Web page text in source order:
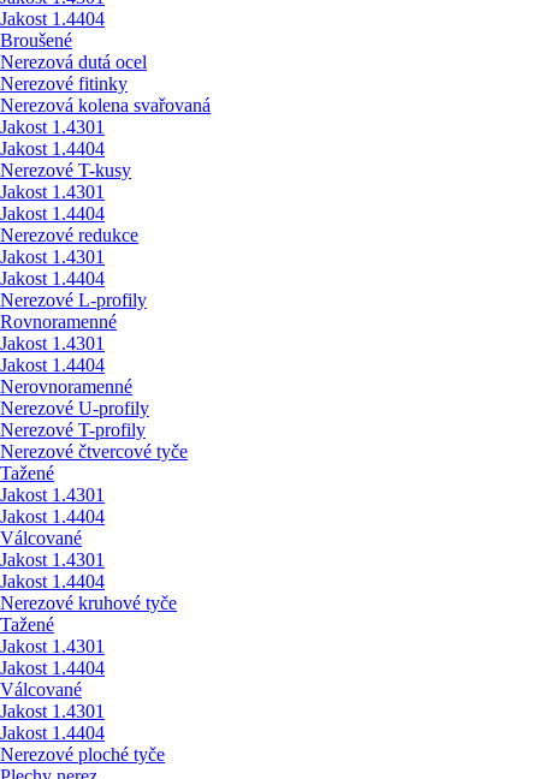
Jakost 1.4404
Broušené
Nerezová dutá ocel
Nerezové fitinky
Nerezová kolena svařovaná
Jakost 1.4301
Jakost 1.4404
Nerezové T-kusy
Jakost 1.4301
Jakost 1.4404
Nerezové redukce
Jakost 1.4301
Jakost 1.4404
Nerezové L-profily
Rovnoramenné
Jakost 1.4301
Jakost 1.4404
Nerovnoramenné
Nerezové U-profily
Nerezové T-profily
Nerezové čtvercové tyče
Tažené
Jakost 1.4301
Jakost 1.4404
Válcované
Jakost 1.4301
Jakost 1.4404
Nerezové kruhové tyče
Tažené
Jakost 1.4301
Jakost 1.4404
Válcované
Jakost 1.4301
Jakost 1.4404
Nerezové ploché tyče